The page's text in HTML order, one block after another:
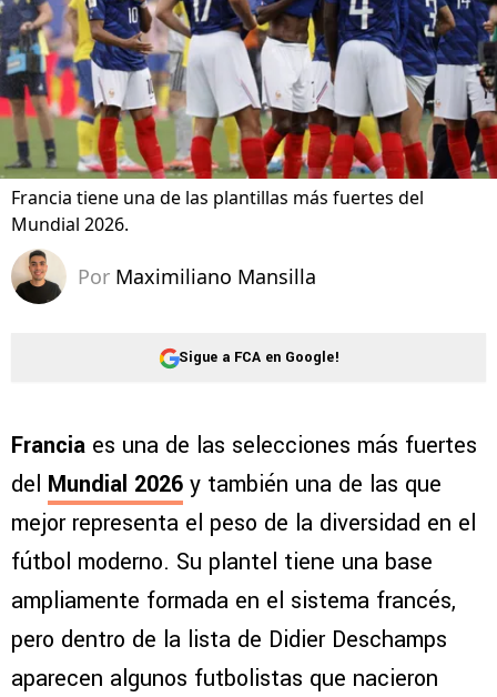
Francia tiene una de las plantillas más fuertes del
Mundial 2026.
Por Maximiliano Mansilla
Sigue a FCA en Google!
Francia es una de las selecciones más fuertes
del Mundial 2026 y también una de las que
mejor representa el peso de la diversidad en el
fútbol moderno. Su plantel tiene una base
ampliamente formada en el sistema francés,
pero dentro de la lista de Didier Deschamps
aparecen algunos futbolistas que nacieron